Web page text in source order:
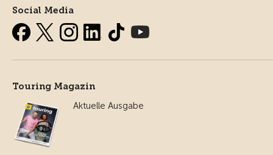
Social Media
Touring Magazin
Aktuelle Ausgabe